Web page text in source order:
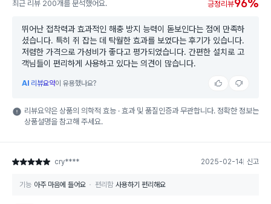
최근 리뷰 200개를 분석했어요. 긍정리뷰96%
뛰어난 접착력과 효과적인 해충 방지 능력이 돋보인다는 점에 만족하
셨습니다. 특히 쥐 잡는 데 탁월한 효과를 보였다는 후기가 있습니다.
저렴한 가격으로 가성비가 좋다고 평가되었습니다. 간편한 설치로 고
객님들이 편리하게 사용하고 있다는 의견이 많습니다.
AI 리뷰요약이 유용했나요?
리뷰요약은 상품의 의학적 효능 · 효과 및 품질인증과 무관합니다. 정확한 정보는
상품설명을 참고해 주세요.
별점 5점 cry**** 2025-02-14 신고
기능 아주 마음에 들어요 편리함 사용하기 편리해요